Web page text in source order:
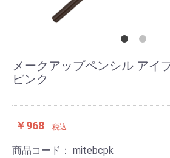
メークアップペンシル アイ
ピンク
￥968 税込
商品コード： mitebcpk